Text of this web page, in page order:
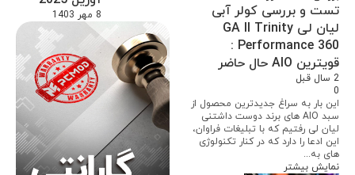
8 مهر 1403
تست و بررسی کولر آبی
لیان لی GA II Trinity
Performance 360 :
قویترین AIO حال حاضر
2 سال قبل
0
این بار به سراغ جدیدترین محصول از
سبد AIO های برند دوست داشتنی
لیان لی رفتیم که با تبلیغات فراوان،
این ادعا را دارد که در کنار تکنولوژی
های به...
نمایش بیشتر